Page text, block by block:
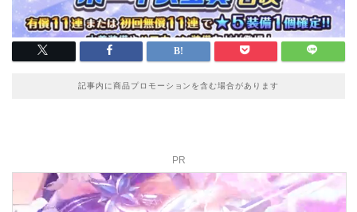
記事内に商品プロモーションを含む場合があります
PR